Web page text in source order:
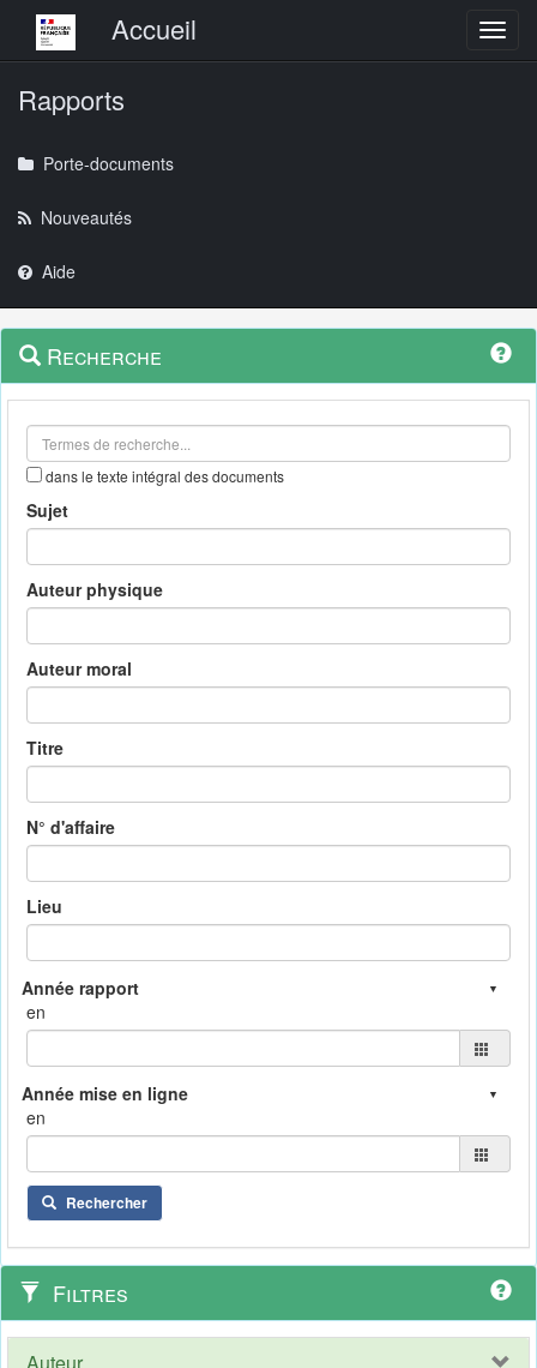
Menu principalAccueil
Rapports
Porte-documents
Nouveautés
Aide
Navigation
outils
Menu
contextuel
Recherche
dans le texte intégral des documents
Sujet
Auteur physique
Auteur moral
Titre
N° d'affaire
Lieu
en
en
Rechercher
Filtres